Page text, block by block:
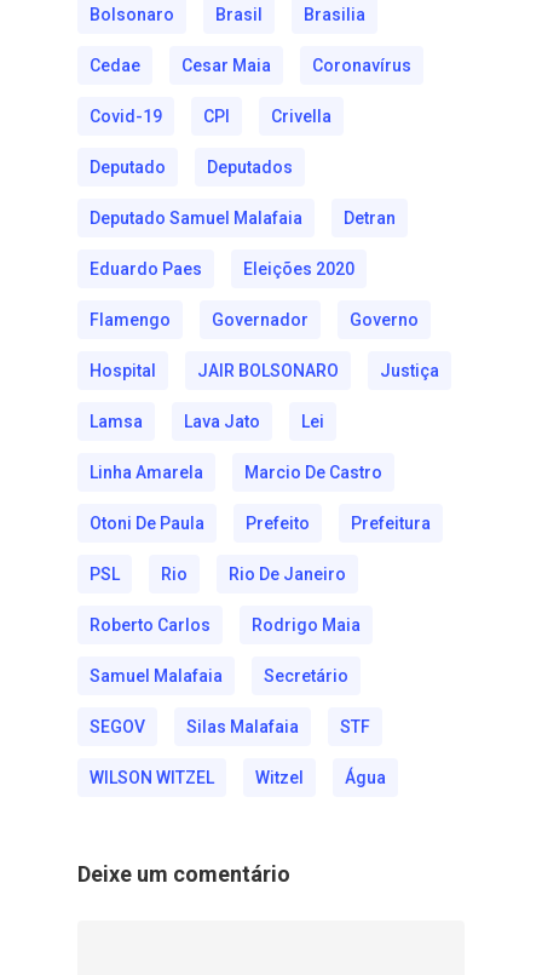
Bolsonaro Brasil Brasilia
Cedae Cesar Maia Coronavírus
Covid-19 CPI Crivella
Deputado Deputados
Deputado Samuel Malafaia Detran
Eduardo Paes Eleições 2020
Flamengo Governador Governo
Hospital JAIR BOLSONARO Justiça
Lamsa Lava Jato Lei
Linha Amarela Marcio De Castro
Otoni De Paula Prefeito Prefeitura
PSL Rio Rio De Janeiro
Roberto Carlos Rodrigo Maia
Samuel Malafaia Secretário
SEGOV Silas Malafaia STF
WILSON WITZEL Witzel Água
Deixe um comentário